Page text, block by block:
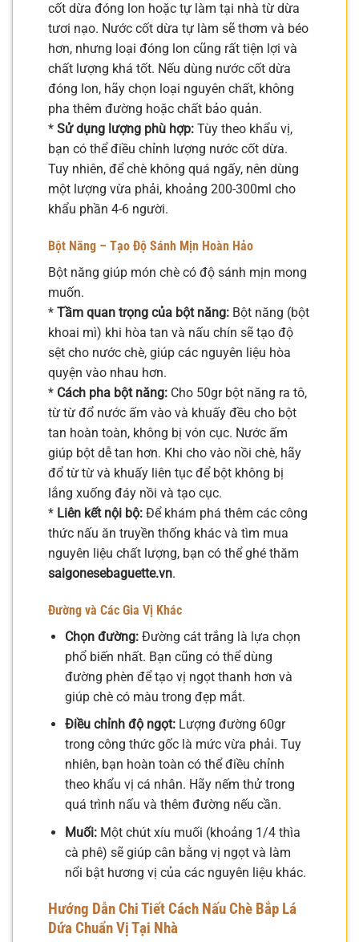
cốt dừa đóng lon hoặc tự làm tại nhà từ dừa
tươi nạo. Nước cốt dừa tự làm sẽ thơm và béo
hơn, nhưng loại đóng lon cũng rất tiện lợi và
chất lượng khá tốt. Nếu dùng nước cốt dừa
đóng lon, hãy chọn loại nguyên chất, không
pha thêm đường hoặc chất bảo quản.
* Sử dụng lượng phù hợp: Tùy theo khẩu vị,
bạn có thể điều chỉnh lượng nước cốt dừa.
Tuy nhiên, để chè không quá ngấy, nên dùng
một lượng vừa phải, khoảng 200-300ml cho
khẩu phần 4-6 người.
Bột Năng – Tạo Độ Sánh Mịn Hoàn Hảo
Bột năng giúp món chè có độ sánh mịn mong
muốn.
* Tầm quan trọng của bột năng: Bột năng (bột
khoai mì) khi hòa tan và nấu chín sẽ tạo độ
sệt cho nước chè, giúp các nguyên liệu hòa
quyện vào nhau hơn.
* Cách pha bột năng: Cho 50gr bột năng ra tô,
từ từ đổ nước ấm vào và khuấy đều cho bột
tan hoàn toàn, không bị vón cục. Nước ấm
giúp bột dễ tan hơn. Khi cho vào nồi chè, hãy
đổ từ từ và khuấy liên tục để bột không bị
lắng xuống đáy nồi và tạo cục.
* Liên kết nội bộ: Để khám phá thêm các công
thức nấu ăn truyền thống khác và tìm mua
nguyên liệu chất lượng, bạn có thể ghé thăm
saigonesebaguette.vn.
Đường và Các Gia Vị Khác
Chọn đường:Đường cát trắng là lựa chọn
phổ biến nhất. Bạn cũng có thể dùng
đường phèn để tạo vị ngọt thanh hơn và
giúp chè có màu trong đẹp mắt.
Điều chỉnh độ ngọt:Lượng đường 60gr
trong công thức gốc là mức vừa phải. Tuy
nhiên, bạn hoàn toàn có thể điều chỉnh
theo khẩu vị cá nhân. Hãy nếm thử trong
quá trình nấu và thêm đường nếu cần.
Muối:Một chút xíu muối (khoảng 1/4 thìa
cà phê) sẽ giúp cân bằng vị ngọt và làm
nổi bật hương vị của các nguyên liệu khác.
Hướng Dẫn Chi Tiết Cách Nấu Chè Bắp Lá
Dứa Chuẩn Vị Tại Nhà